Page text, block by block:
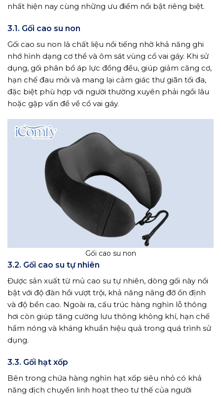
nhất hiện nay cùng những ưu điểm nổi bật riêng biệt.
3.1. Gối cao su non
Gối cao su non là chất liệu nổi tiếng nhờ khả năng ghi
nhớ hình dạng cơ thể và ôm sát vùng cổ vai gáy. Khi sử
dụng, gối phân bổ áp lực đồng đều, giúp giảm căng cơ,
hạn chế đau mỏi và mang lại cảm giác thư giãn tối đa,
đặc biệt phù hợp với người thường xuyên phải ngồi lâu
hoặc gặp vấn đề về cổ vai gáy.
Gối cao su non
3.2. Gối cao su tự nhiên
Được sản xuất từ mủ cao su tự nhiên, dòng gối này nổi
bật với độ đàn hồi vượt trội, khả năng nâng đỡ ổn định
và độ bền cao. Ngoài ra, cấu trúc hàng nghìn lỗ thông
hơi còn giúp tăng cường lưu thông không khí, hạn chế
hầm nóng và kháng khuẩn hiệu quả trong quá trình sử
dụng.
3.3. Gối hạt xốp
Bên trong chứa hàng nghìn hạt xốp siêu nhỏ có khả
năng dịch chuyển linh hoạt theo tư thế của người